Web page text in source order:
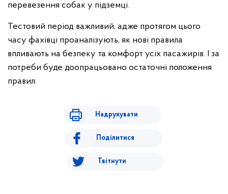
перевезення собак у підземці.
Тестовий період важливий, адже протягом цього
часу фахівці проаналізують, як нові правила
впливають на безпеку та комфорт усіх пасажирів. І за
потреби буде доопрацьовано остаточні положення
правил.
Надрукувати
Поділитися
Твітнути